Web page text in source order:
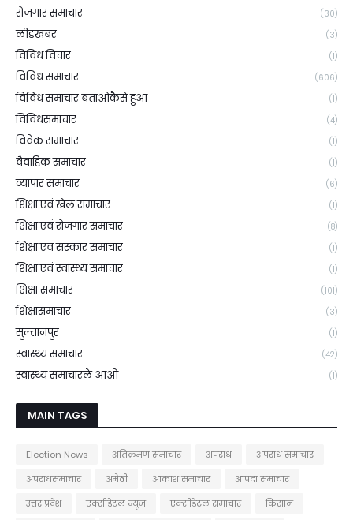
रोजगार समाचार (30)
लीडखबर (3)
विविध विचार (1)
विविध समाचार (606)
विविध समाचार बताओकैसे हुआ (1)
विविधसमाचार (4)
विवेक समाचार (1)
वैवाहिक समाचार (1)
व्यापार समाचार (6)
शिक्षा एवं खेल समाचार (1)
शिक्षा एवं रोजगार समाचार (8)
शिक्षा एवं संस्कार समाचार (1)
शिक्षा एवं स्वास्थ्य समाचार (1)
शिक्षा समाचार (101)
शिक्षासमाचार (3)
सुल्तानपुर (1)
स्वास्थ्य समाचार (42)
स्वास्थ्य समाचारले आओ (1)
MAIN TAGS
Election News अतिक्रमण समाचार अपराध
अपराध समाचार
अपराधसमाचार
अमेठी आकाश समाचार
आपदा समाचार
उत्तर प्रदेश
एक्सीडेंटल न्यूज़ एक्सीडेंटल समाचार
किसान